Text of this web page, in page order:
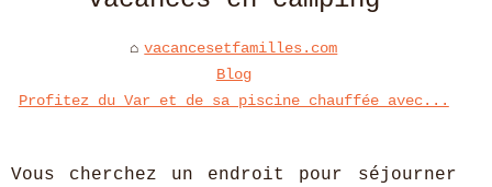
vacancesetfamilles.com
Blog
Profitez du Var et de sa piscine chauffée avec...
Vous cherchez un endroit pour séjourner